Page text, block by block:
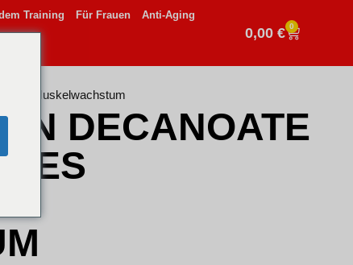
Training Für Frauen
Anti-Aging
0,00 € 0
für Muskelwachstum
DECANOATE